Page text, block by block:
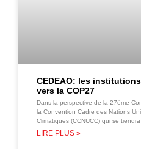
CEDEAO: les
vers la COP27
Dans la perspective de la 27ème
la Convention Cadre des Nations
Climatiques (CCNUCC) qui se tiendra
LIRE PLUS »